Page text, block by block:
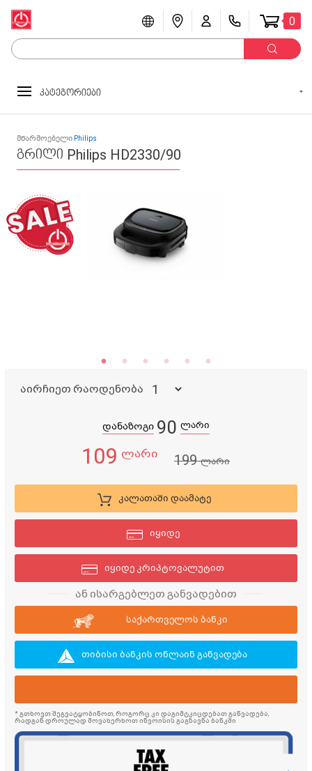
0
კატეგორიები
მწარმოებელი Philips
გრილი Philips HD2330/90
აირჩიეთ რაოდენობა
დანაზოგი 90 ლარი
109 ლარი 199ლარი
კალათაში დაამატე
იყიდე
იყიდე კრიპტოვალუტით
ან ისარგებლეთ განვადებით
საქართველოს ბანკი
თიბისი ბანკის ონლაინ განვადება
* გთხოვთ შეგვატყობინოთ, როგორც კი დაგიმტკიცდებათ განვადება,
რადგან დროულად მოვახერხოთ ინვოისის გაგზავნა ბანკში